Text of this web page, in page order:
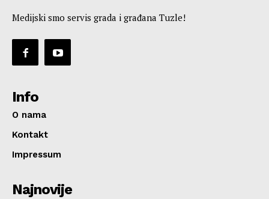
Medijski smo servis grada i građana Tuzle!
Info
O nama
Kontakt
Impressum
Najnovije